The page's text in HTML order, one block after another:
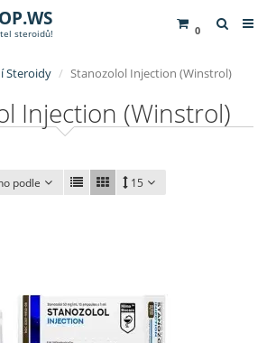
0
steroidů!
Steroidy Stanozolol Injection (Winstrol)
Injection (Winstrol)
podle 15